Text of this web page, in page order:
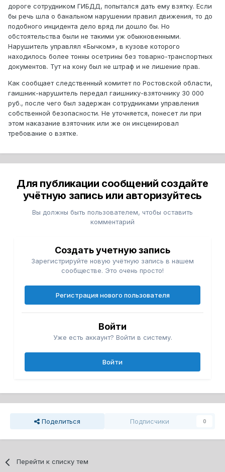
дороге сотрудником ГИБДД, попытался дать ему взятку. Если
бы речь шла о банальном нарушении правил движения, то до
подобного инцидента дело вряд ли дошло бы. Но
обстоятельства были не такими уж обыкновенными.
Нарушитель управлял «Бычком», в кузове которого
находилось более тонны осетрины без товарно-транспортных
документов. Тут на кону был не штраф и не лишение прав.
Как сообщает следственный комитет по Ростовской области,
гаишник-нарушитель передал гаишнику-взяточнику 30 000
руб., после чего был задержан сотрудниками управления
собственной безопасности. Не уточняется, понесет ли при
этом наказание взяточник или же он инсценировал
требование о взятке.
Для публикации сообщений создайте
учётную запись или авторизуйтесь
Вы должны быть пользователем, чтобы оставить
комментарий
Создать учетную запись
Зарегистрируйте новую учётную запись в нашем
сообществе. Это очень просто!
Регистрация нового пользователя
Войти
Уже есть аккаунт? Войти в систему.
Войти
Поделиться Подписчики 0
Перейти к списку тем